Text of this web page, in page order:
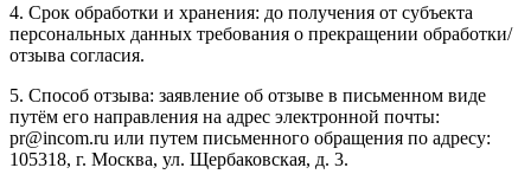
4. Срок обработки и хранения: до получения от субъекта
персональных данных требования о прекращении обработки/
отзыва согласия.
5. Способ отзыва: заявление об отзыве в письменном виде
путём его направления на адрес электронной почты:
pr@incom.ru или путем письменного обращения по адресу:
105318, г. Москва, ул. Щербаковская, д. 3.